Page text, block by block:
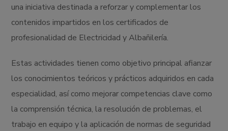
una iniciativa destinada a reforzar y complementar los
contenidos impartidos en los certificados de
profesionalidad de Electricidad y Albañilería.
Estas actividades tienen como objetivo principal afianzar
los conocimientos teóricos y prácticos adquiridos en cada
especialidad, así como mejorar competencias clave como
la comprensión técnica, la resolución de problemas, el
trabajo en equipo y la aplicación de normas de seguridad